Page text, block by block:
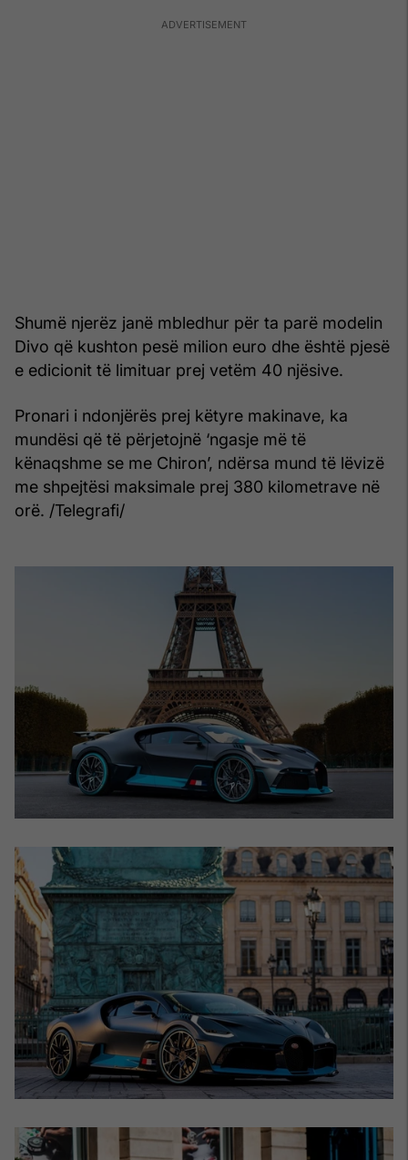
Shumë njerëz janë mbledhur për ta parë modelin
Divo që kushton pesë milion euro dhe është pjesë
e edicionit të limituar prej vetëm 40 njësive.
Pronari i ndonjërës prej këtyre makinave, ka
mundësi që të përjetojnë ‘ngasje më të
kënaqshme se me Chiron’, ndërsa mund të lëvizë
me shpejtësi maksimale prej 380 kilometrave në
orë. /Telegrafi/